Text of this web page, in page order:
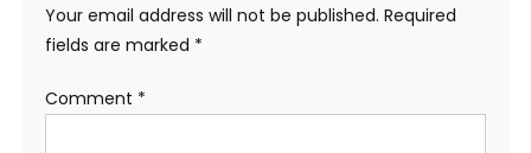
Your email address will not be published. Required
fields are marked *
Comment *